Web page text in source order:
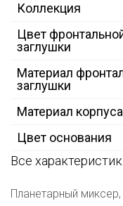
Коллекция
Цвет
заглушки
Материал
заглушки
Материал корпуса
Цвет основания
Все
Планетарный